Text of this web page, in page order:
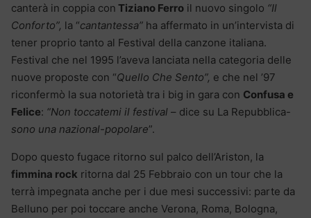
canterà in coppia con Tiziano Ferro il nuovo singolo “Il
Conforto”, la “cantantessa” ha affermato in un’intervista di
tener proprio tanto al Festival della canzone italiana.
Festival che nel 1995 l’aveva lanciata nella categoria delle
nuove proposte con “Quello Che Sento”, e che nel ’97
riconfermò la sua notorietà tra i big in gara con Confusa e
Felice: “Non toccatemi il festival – dice su La Repubblica-
sono una nazional-popolare”.
Dopo questo fugace ritorno sul palco dell’Ariston, la
fimmina rock ritorna dal 25 Febbraio con un tour che la
terrà impegnata anche per i due mesi successivi: parte da
Belluno per poi toccare anche Verona, Roma, Bologna,